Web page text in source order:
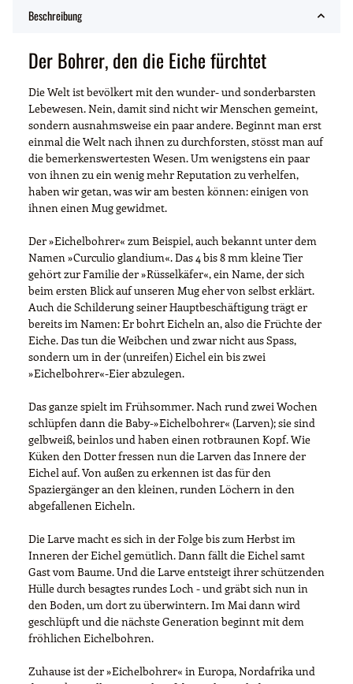
Beschreibung
Der Bohrer, den die Eiche fürchtet
Die Welt ist bevölkert mit den wunder- und sonderbarsten
Lebewesen. Nein, damit sind nicht wir Menschen gemeint,
sondern ausnahmsweise ein paar andere. Beginnt man erst
einmal die Welt nach ihnen zu durchforsten, stösst man auf
die bemerkenswertesten Wesen. Um wenigstens ein paar
von ihnen zu ein wenig mehr Reputation zu verhelfen,
haben wir getan, was wir am besten können: einigen von
ihnen einen Mug gewidmet.
Der »Eichelbohrer« zum Beispiel, auch bekannt unter dem
Namen »Curculio glandium«. Das 4 bis 8 mm kleine Tier
gehört zur Familie der »Rüsselkäfer«, ein Name, der sich
beim ersten Blick auf unseren Mug eher von selbst erklärt.
Auch die Schilderung seiner Hauptbeschäftigung trägt er
bereits im Namen: Er bohrt Eicheln an, also die Früchte der
Eiche. Das tun die Weibchen und zwar nicht aus Spass,
sondern um in der (unreifen) Eichel ein bis zwei
»Eichelbohrer«-Eier abzulegen.
Das ganze spielt im Frühsommer. Nach rund zwei Wochen
schlüpfen dann die Baby-»Eichelbohrer« (Larven); sie sind
gelbweiß, beinlos und haben einen rotbraunen Kopf. Wie
Küken den Dotter fressen nun die Larven das Innere der
Eichel auf. Von außen zu erkennen ist das für den
Spaziergänger an den kleinen, runden Löchern in den
abgefallenen Eicheln.
Die Larve macht es sich in der Folge bis zum Herbst im
Inneren der Eichel gemütlich. Dann fällt die Eichel samt
Gast vom Baume. Und die Larve entsteigt ihrer schützenden
Hülle durch besagtes rundes Loch - und gräbt sich nun in
den Boden, um dort zu überwintern. Im Mai dann wird
geschlüpft und die nächste Generation beginnt mit dem
fröhlichen Eichelbohren.
Zuhause ist der »Eichelbohrer« in Europa, Nordafrika und